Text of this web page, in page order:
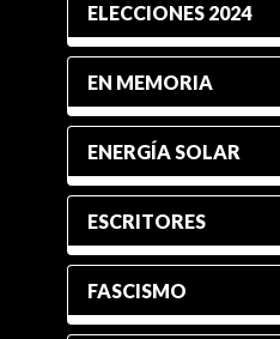
ELECCIONES 2024
EN MEMORIA
ENERGÍA SOLAR
ESCRITORES
FASCISMO